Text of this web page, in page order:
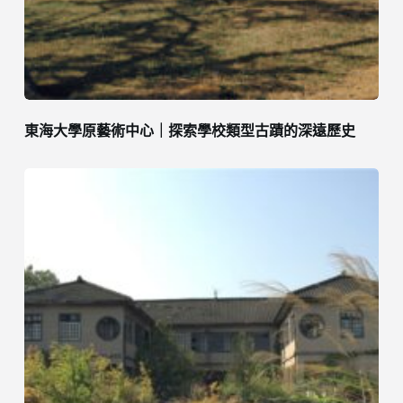
東海大學原藝術中心｜探索學校類型古蹟的深遠歷史